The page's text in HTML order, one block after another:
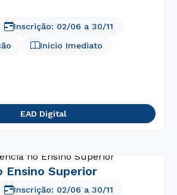
Início Imediato
Inscrição: 02/06 a 30/11
EAD Digital
Ensino Superior
Inscrição: 02/06 a 30/11
4º
educação física
5º
psicologia
8º
pedagogia